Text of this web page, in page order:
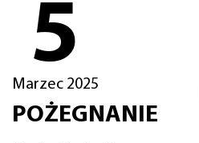
5
Marzec 2025
POŻEGNANIE